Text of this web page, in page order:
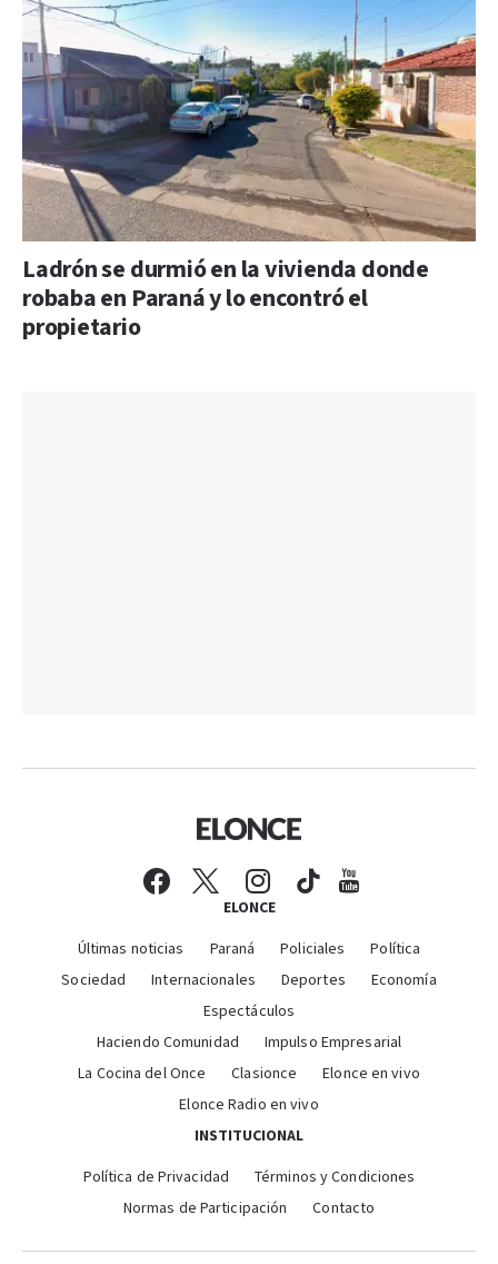
Ladrón se durmió en la vivienda donde
robaba en Paraná y lo encontró el
propietario
ELONCE
Últimas noticias Paraná Policiales
Política
Sociedad
Internacionales Deportes
Economía
Espectáculos
Haciendo Comunidad
Impulso Empresarial
La Cocina del Once
Clasionce
Elonce en vivo
Elonce Radio en vivo
INSTITUCIONAL
Política de Privacidad
Términos y Condiciones
Normas de Participación
Contacto